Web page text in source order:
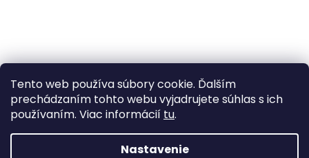
Tento web používa súbory cookie. Ďalším
prechádzaním tohto webu vyjadrujete súhlas s ich
používaním. Viac informácií tu.
Nastavenie